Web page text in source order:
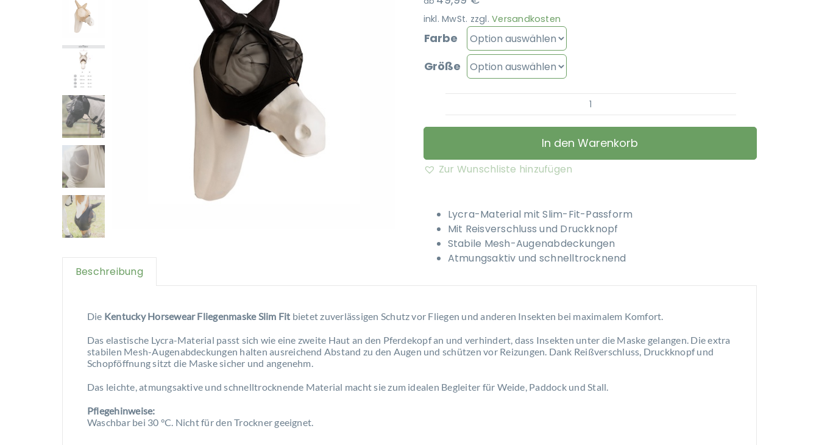
inkl. MwSt. zzgl.Versandkosten
Farbe
Größe
Kentucky
Horsewear
-
In den Warenkorb
Zur Wunschliste hinzufügen
Lycra-Material mit Slim-Fit-Passform
Mit Reisverschluss und Druckknopf
Stabile Mesh-Augenabdeckungen
Atmungsaktiv und schnelltrocknend
Beschreibung
Die Kentucky Horsewear Fliegenmaske Slim Fit bietet zuverlässigen Schutz vor Fliegen und anderen Insekten bei maximalem Komfort.
Das elastische Lycra-Material passt sich wie eine zweite Haut an den Pferdekopf an und verhindert, dass Insekten unter die Maske gelangen. Die extra
stabilen Mesh-Augenabdeckungen halten ausreichend Abstand zu den Augen und schützen vor Reizungen. Dank Reißverschluss, Druckknopf und
Schopföffnung sitzt die Maske sicher und angenehm.
Das leichte, atmungsaktive und schnelltrocknende Material macht sie zum idealen Begleiter für Weide, Paddock und Stall.
Pflegehinweise:
Waschbar bei 30 °C. Nicht für den Trockner geeignet.